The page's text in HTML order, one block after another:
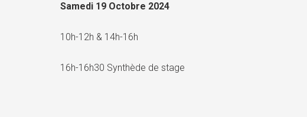
Samedi 19 Octobre 2024
10h-12h & 14h-16h
16h-16h30 Synthède de stage